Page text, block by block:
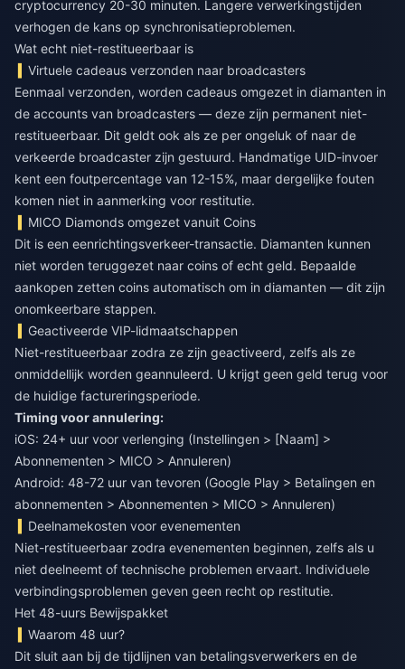
cryptocurrency 20-30 minuten. Langere verwerkingstijden
verhogen de kans op synchronisatieproblemen.
Wat echt niet-restitueerbaar is
Virtuele cadeaus verzonden naar broadcasters
Eenmaal verzonden, worden cadeaus omgezet in diamanten in
de accounts van broadcasters — deze zijn permanent niet-
restitueerbaar. Dit geldt ook als ze per ongeluk of naar de
verkeerde broadcaster zijn gestuurd. Handmatige UID-invoer
kent een foutpercentage van 12-15%, maar dergelijke fouten
komen niet in aanmerking voor restitutie.
MICO Diamonds omgezet vanuit Coins
Dit is een eenrichtingsverkeer-transactie. Diamanten kunnen
niet worden teruggezet naar coins of echt geld. Bepaalde
aankopen zetten coins automatisch om in diamanten — dit zijn
onomkeerbare stappen.
Geactiveerde VIP-lidmaatschappen
Niet-restitueerbaar zodra ze zijn geactiveerd, zelfs als ze
onmiddellijk worden geannuleerd. U krijgt geen geld terug voor
de huidige factureringsperiode.
Timing voor annulering:
iOS: 24+ uur voor verlenging (Instellingen > [Naam] >
Abonnementen > MICO > Annuleren)
Android: 48-72 uur van tevoren (Google Play > Betalingen en
abonnementen > Abonnementen > MICO > Annuleren)
Deelnamekosten voor evenementen
Niet-restitueerbaar zodra evenementen beginnen, zelfs als u
niet deelneemt of technische problemen ervaart. Individuele
verbindingsproblemen geven geen recht op restitutie.
Het 48-uurs Bewijspakket
Waarom 48 uur?
Dit sluit aan bij de tijdlijnen van betalingsverwerkers en de